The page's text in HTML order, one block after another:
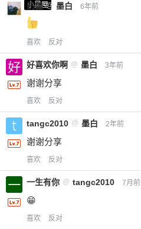
小黑屋
奶盖 @ 墨白 6年前
喜欢 反对
好喜欢你啊 @ 墨白 3年前
谢谢分享
喜欢 反对
tangc2010 @ 墨白 2年前
谢谢分享
喜欢 反对
一生有你 @ tangc2010 7月前
😁
喜欢 反对